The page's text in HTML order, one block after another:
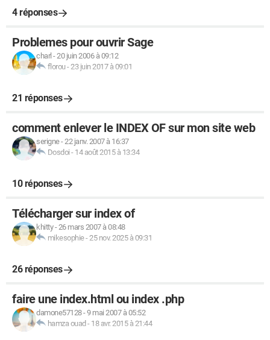
4 réponses
Problemes pour ouvrir Sage
charl -20 juin 2006 à 09:12
florou-23 juin 2017 à 09:01
21 réponses
comment enlever le INDEX OF sur mon site web
serigne-22 janv. 2007 à 16:37
Dosdoi - 14 août 2015 à 13:34
10 réponses
Télécharger sur index of
khitty-26 mars 2007 à 08:48
mikesophie-25 nov. 2025 à 09:31
26 réponses
faire une index.html ou index .php
damone57128-9 mai 2007 à 05:52
hamza ouad - 18 avr. 2015 à 21:44